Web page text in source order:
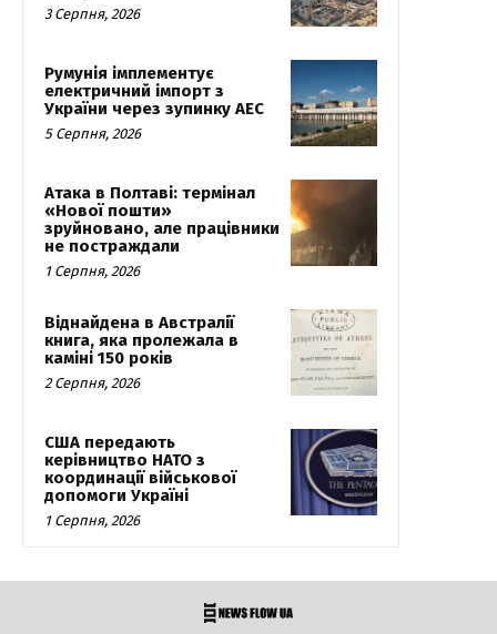
3 Серпня, 2026
Румунія імплементує
електричний імпорт з
України через зупинку АЕС
5 Серпня, 2026
Атака в Полтаві: термінал
«Нової пошти»
зруйновано, але працівники
не постраждали
1 Серпня, 2026
Віднайдена в Австралії
книга, яка пролежала в
каміні 150 років
2 Серпня, 2026
США передають
керівництво НАТО з
координації військової
допомоги Україні
1 Серпня, 2026